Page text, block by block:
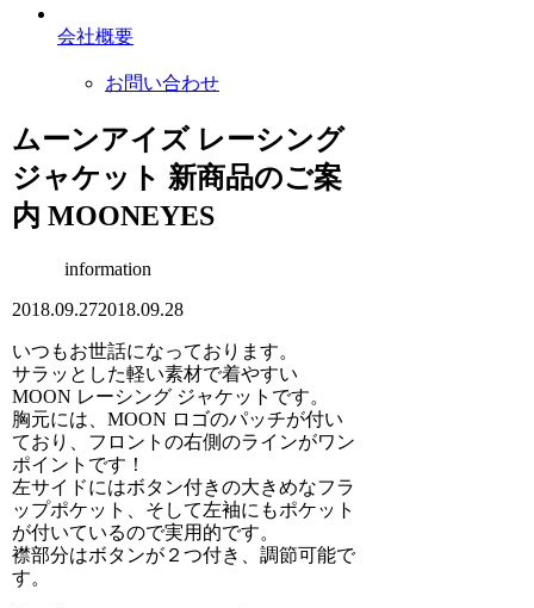
会社概要
お問い合わせ
ムーンアイズ レーシング
ジャケット 新商品のご案
内 MOONEYES
information
2018.09.272018.09.28
いつもお世話になっております。
サラッとした軽い素材で着やすい
MOON レーシング ジャケットです。
胸元には、MOON ロゴのパッチが付い
ており、フロントの右側のラインがワン
ポイントです！
左サイドにはボタン付きの大きめなフラ
ップポケット、そして左袖にもポケット
が付いているので実用的です。
襟部分はボタンが２つ付き、調節可能で
す。